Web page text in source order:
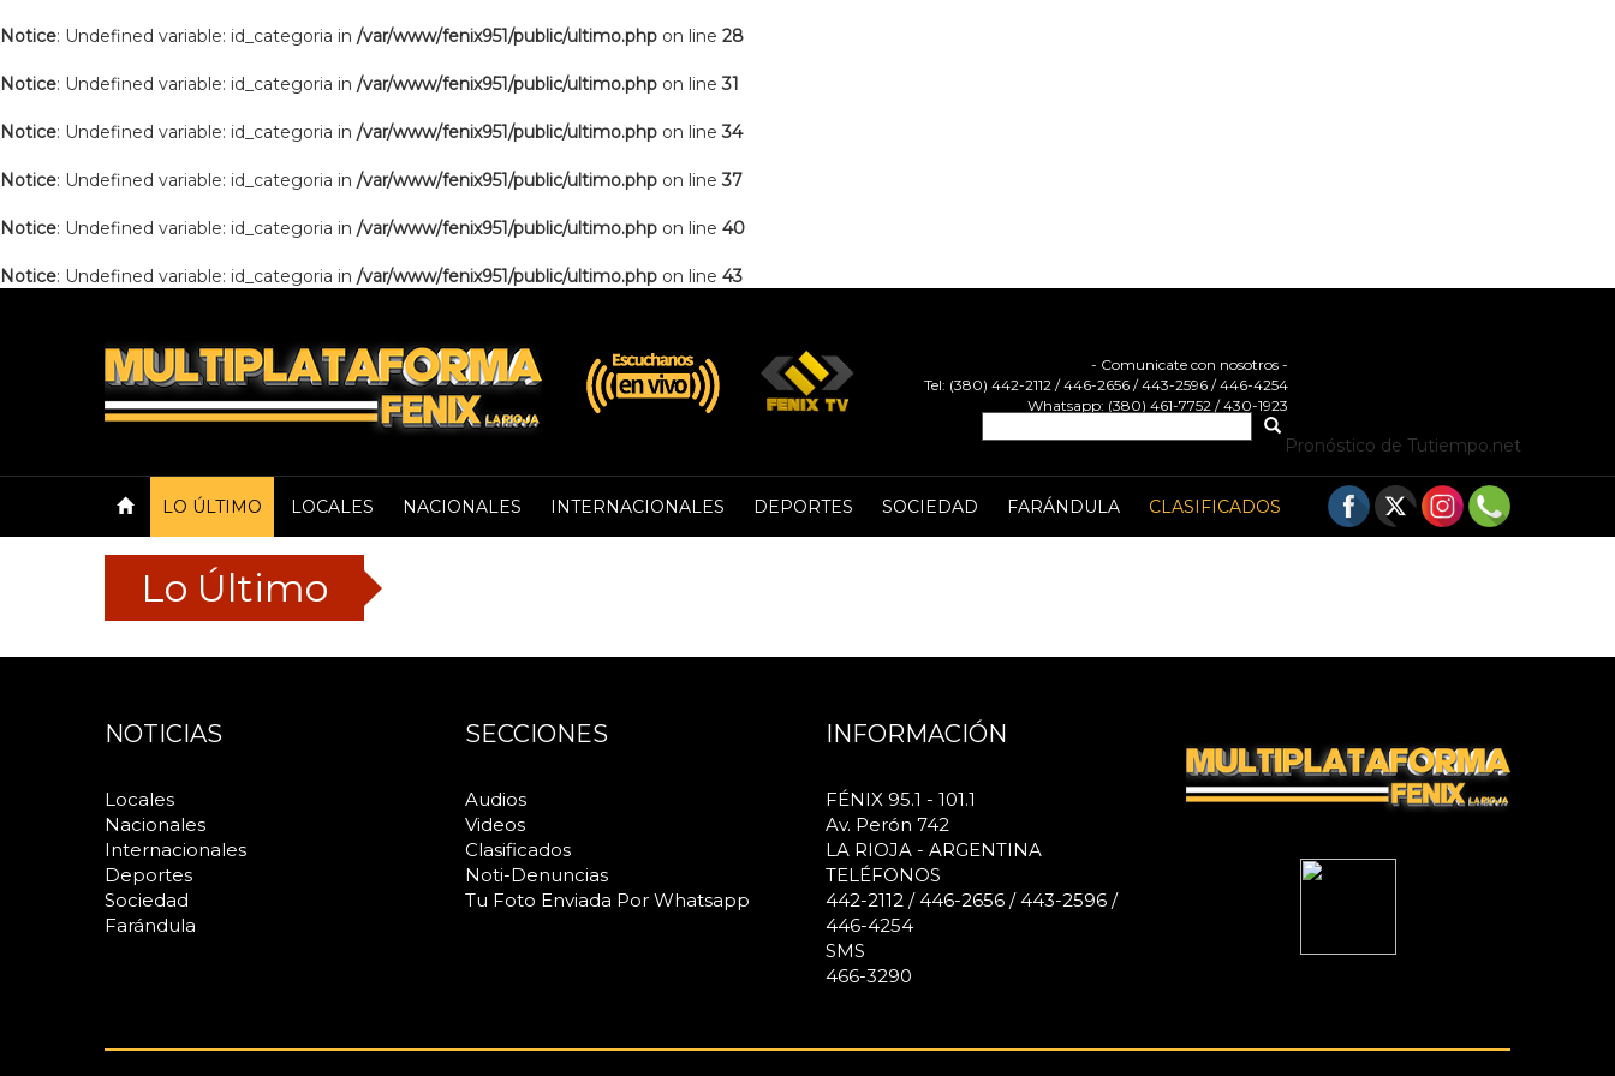
Notice: Undefined variable: id_categoria in /var/www/fenix951/public/ultimo.php on line 28
Notice: Undefined variable: id_categoria in /var/www/fenix951/public/ultimo.php on line31
Notice: Undefined variable: id_categoria in /var/www/fenix951/public/ultimo.php on line34
Notice: Undefined variable: id_categoria in /var/www/fenix951/public/ultimo.php on line37
Notice: Undefined variable: id_categoria in /var/www/fenix951/public/ultimo.php on line 40
Notice: Undefined variable: id_categoria in /var/www/fenix951/public/ultimo.php on line 43
- Comunicate con nosotros -
Tel: (380) 442-2112 / 446-2656 / 443-2596 / 446-4254
Whatsapp: (380) 461-7752 / 430-1923
Pronóstico de Tutiempo.net
LO ÚLTIMO LOCALES NACIONALES INTERNACIONALES DEPORTES SOCIEDAD FARÁNDULA CLASIFICADOS
Lo Último
NOTICIAS
Locales
Nacionales
Internacionales
Deportes
Sociedad
Farándula
SECCIONES
Audios
Videos
Clasificados
Noti-Denuncias
Tu Foto Enviada Por Whatsapp
INFORMACIÓN
FÉNIX 95.1 - 101.1
Av. Perón 742
LA RIOJA - ARGENTINA
TELÉFONOS
442-2112 / 446-2656 / 443-2596 /
446-4254
SMS
466-3290